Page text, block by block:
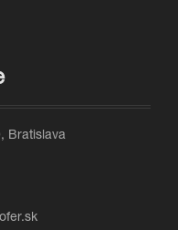
Bratislava